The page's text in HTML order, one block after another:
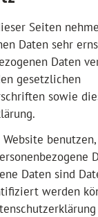
Seiten
Daten sehr
Daten
gesetzlichen
sowie
Website
Daten sind
werden